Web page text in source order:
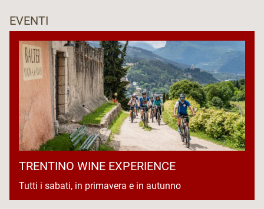
EVENTI
TRENTINO WINE EXPERIENCE
Tutti i sabati, in primavera e in autunno